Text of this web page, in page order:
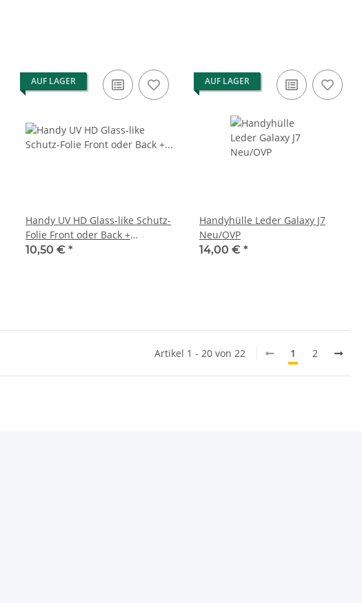
AUF LAGER
Handy UV HD Glass-like Schutz-
Folie Front oder Back +
Auftragungshilfe Set
10,50 € *
AUF LAGER
Handyhülle Leder Galaxy J7
Neu/OVP
14,00 € *
Artikel 1 - 20 von 22 1 2